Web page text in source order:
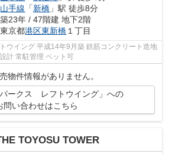
山手線 「新橋 」駅 徒歩8分
築23年 / 47階建 地下2階
東京都港区東新橋 １丁目
筋コンクリート造地
上47階地下2階付き 内廊下設計 常駐管理 ペット可
物件情報がありません。
パークス レフトウイング」への
問い合わせはこちら
TOYOSU TOWER